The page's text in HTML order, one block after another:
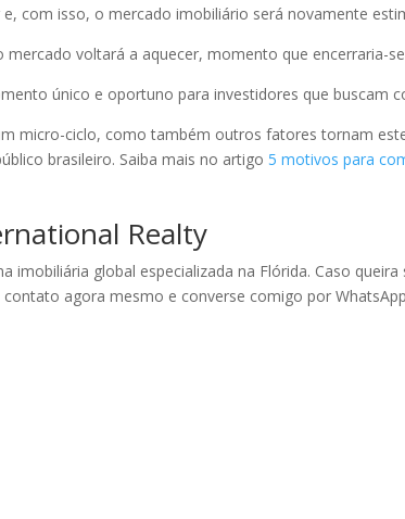
com isso, o mercado imobiliário será novamente
mercado voltará a aquecer, momento que encerraria-
único e oportuno para investidores que buscam
micro-ciclo, como também outros fatores tornam
brasileiro. Saiba mais no artigo5 motivos para
Realty
imobiliária global especializada na Flórida. Caso
agora mesmo e converse comigo por